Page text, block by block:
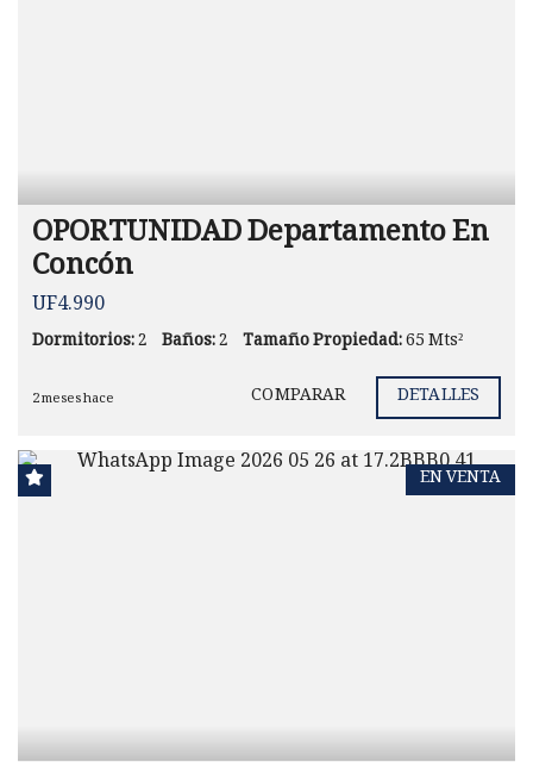
OPORTUNIDAD Departamento En
Concón
UF4.990
Dormitorios:2 Baños:2 Tamaño Propiedad:65 Mts²
2 meses hace COMPARAR DETALLES
EN VENTA